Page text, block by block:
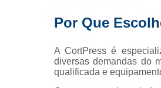
Por Que
A CortPress é
diversas demandas do
qualificada e